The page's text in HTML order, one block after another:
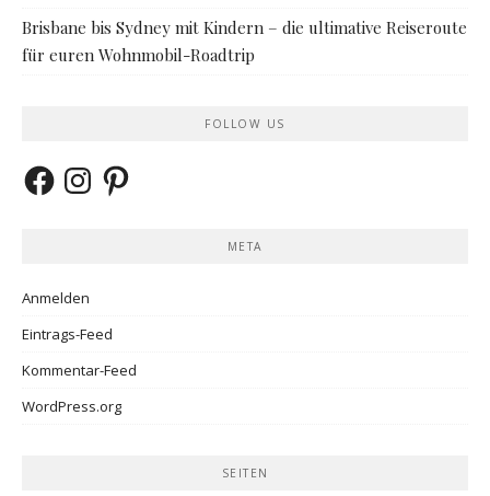
Brisbane bis Sydney mit Kindern – die ultimative Reiseroute
für euren Wohnmobil-Roadtrip
FOLLOW US
FacebookInstagramPinterest
META
Anmelden
Eintrags-Feed
Kommentar-Feed
WordPress.org
SEITEN